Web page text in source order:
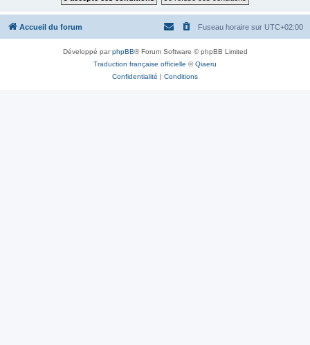
Accueil du forum Fuseau horaire sur UTC+02:00
Développé parphpBB® Forum Software © phpBB Limited
Traduction française officielle ©Qiaeru
Confidentialité | Conditions